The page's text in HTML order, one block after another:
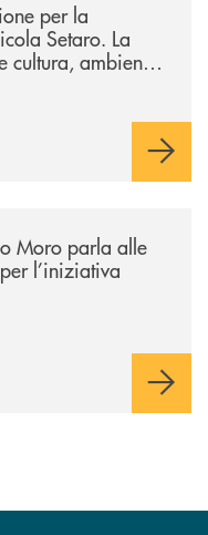
per la
Setaro. La
cultura, ambiente
Moro parla alle
l’iniziativa